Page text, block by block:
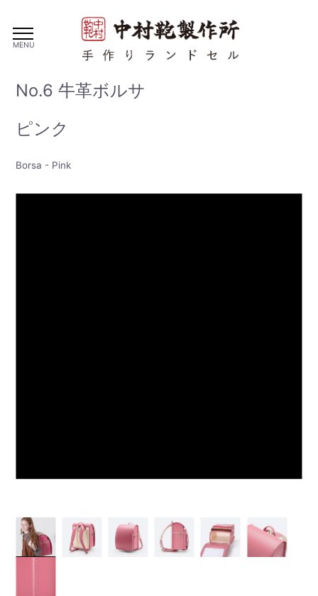
MENU
No.6 牛革ボルサ
ピンク
Borsa - Pink